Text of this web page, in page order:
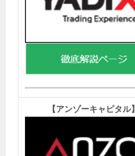
【アンゾーキャピタル】